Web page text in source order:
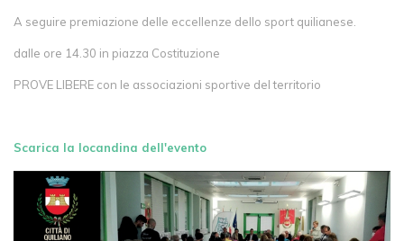
A seguire premiazione delle eccellenze dello sport quilianese.
dalle ore 14.30 in piazza Costituzione
PROVE LIBERE con le associazioni sportive del territorio
Scarica la locandina dell'evento